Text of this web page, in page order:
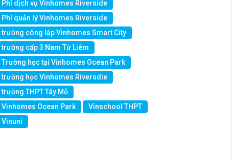
Phí dịch vụ Vinhomes Riverside
Phí quản lý Vinhomes Riverside
trường công lập Vinhomes Smart City
trường cấp 3 Nam Từ Liêm
Trường học tại Vinhomes Ocean Park
trường học Vinhomes Riversdie
trường THPT Tây Mỗ
Vinhomes Ocean Park
Vinschool THPT
Vinuni